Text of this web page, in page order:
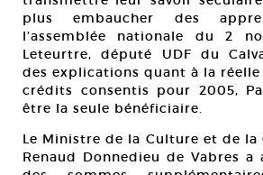
plus embaucher des
l’assemblée nationale du 2
Leteurtre, député UDF du
des explications quant à la
crédits consentis pour 2005,
être la seule bénéficiaire.
Le Ministre de la Culture et de
Renaud Donnedieu de Vabres a